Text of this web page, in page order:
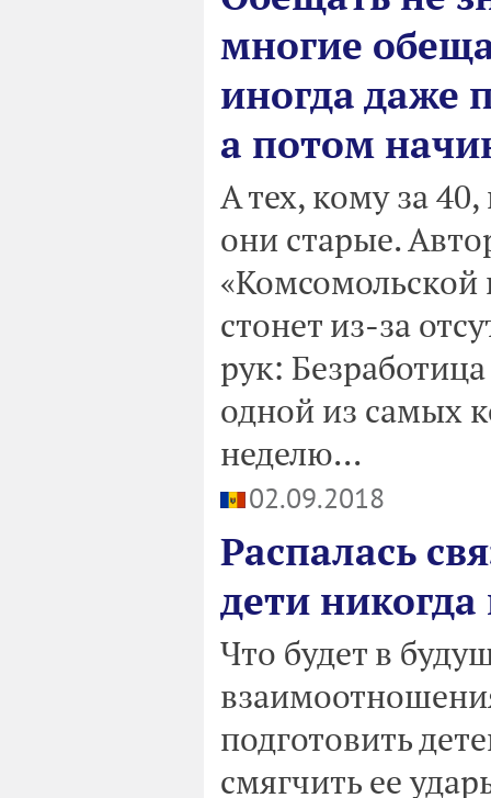
многие
иногда даже
а потом
А тех, кому за
они старые.
«Комсомольской
стонет из-за
рук:
одной из самых
неделю...
02.09.2018
Распалась
дети никогда
Что будет в
подготовить
смягчить ее